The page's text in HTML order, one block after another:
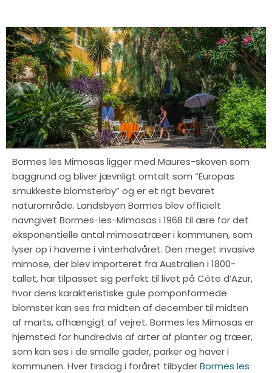
Bormes les Mimosas ligger med Maures-skoven som
baggrund og bliver jævnligt omtalt som “Europas
smukkeste blomsterby” og er et rigt bevaret
naturområde. Landsbyen Bormes blev officielt
navngivet Bormes-les-Mimosas i 1968 til ære for det
eksponentielle antal mimosatræer i kommunen, som
lyser op i haverne i vinterhalvåret. Den meget invasive
mimose, der blev importeret fra Australien i 1800-
tallet, har tilpasset sig perfekt til livet på Côte d’Azur,
hvor dens karakteristiske gule pomponformede
blomster kan ses fra midten af december til midten
af marts, afhængigt af vejret. Bormes les Mimosas er
hjemsted for hundredvis af arter af planter og træer,
som kan ses i de smalle gader, parker og haver i
kommunen. Hver tirsdag i foråret tilbyderBormes les